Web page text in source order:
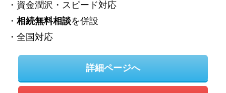
・資金潤沢・スピード対応
・ 相続無料相談を併設
・全国対応
詳細ページへ